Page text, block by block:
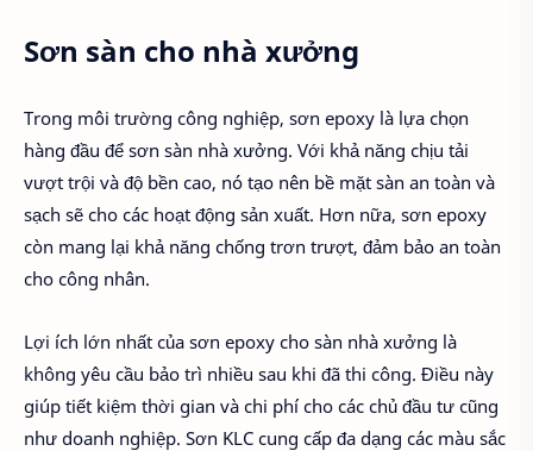
Sơn sàn cho nhà xưởng
Trong môi trường công nghiệp, sơn epoxy là lựa chọn
hàng đầu để sơn sàn nhà xưởng. Với khả năng chịu tải
vượt trội và độ bền cao, nó tạo nên bề mặt sàn an toàn và
sạch sẽ cho các hoạt động sản xuất. Hơn nữa, sơn epoxy
còn mang lại khả năng chống trơn trượt, đảm bảo an toàn
cho công nhân.
Lợi ích lớn nhất của sơn epoxy cho sàn nhà xưởng là
không yêu cầu bảo trì nhiều sau khi đã thi công. Điều này
giúp tiết kiệm thời gian và chi phí cho các chủ đầu tư cũng
như doanh nghiệp. Sơn KLC cung cấp đa dạng các màu sắc